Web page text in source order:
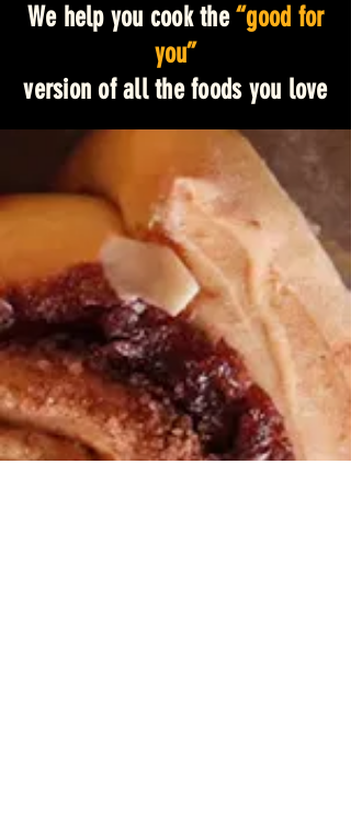
We help you cook the“good for
you”
version of all the foods you love